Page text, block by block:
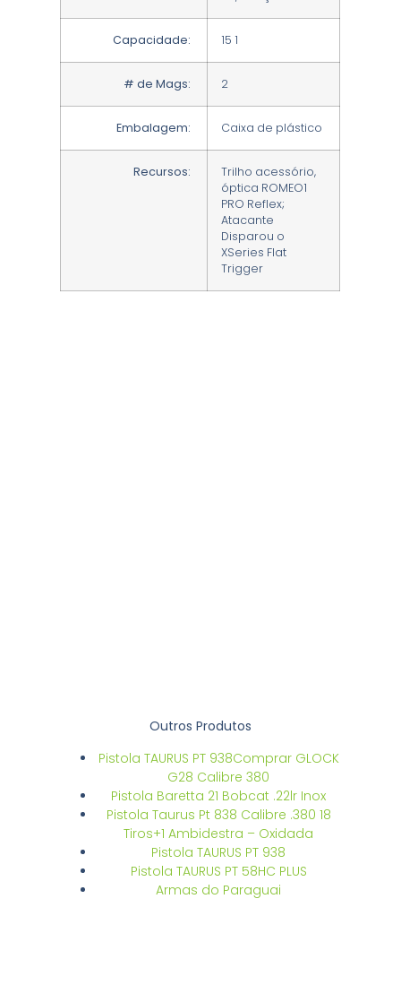
Capacidade: 15 1
# de Mags: 2
Embalagem: Caixa de plástico
Recursos:
Trilho acessório,
óptica ROMEO1
PRO Reflex;
Atacante
Disparou o
XSeries Flat
Trigger
Outros Produtos
Pistola TAURUS PT 938Comprar GLOCK
G28 Calibre 380
Pistola Baretta 21 Bobcat .22lr Inox
Pistola Taurus Pt 838 Calibre .380 18
Tiros+1 Ambidestra – Oxidada
Pistola TAURUS PT 938
Pistola TAURUS PT 58HC PLUS
Armas do Paraguai